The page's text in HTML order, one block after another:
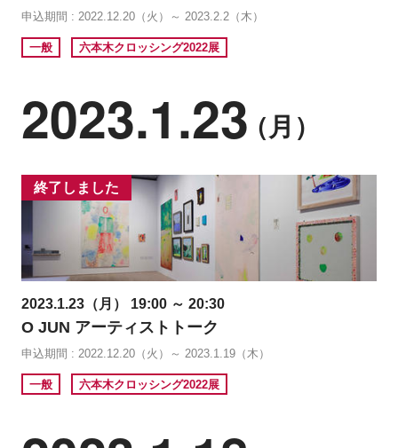
申込期間 : 2022.12.20（火）～ 2023.2.2（木）
一般 六本木クロッシング2022展
2023.1.23（月）
終了しました
2023.1.23（月） 19:00 ～ 20:30
O JUN アーティストトーク
申込期間 : 2022.12.20（火）～ 2023.1.19（木）
一般 六本木クロッシング2022展